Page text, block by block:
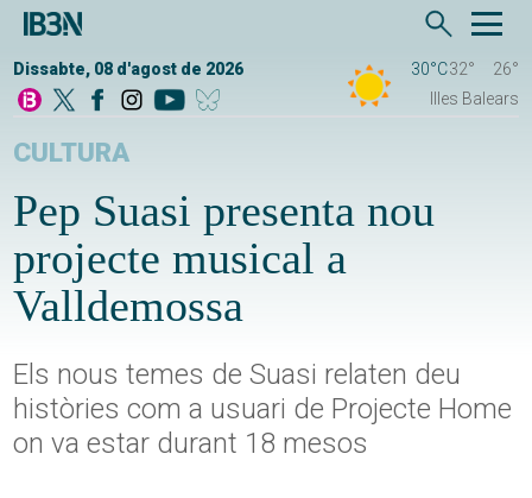
Dissabte, 08 d'agost de 2026 30°C32°
26°
Illes Balears
CULTURA
Pep Suasi presenta nou
projecte musical a
Valldemossa
Els nous temes de Suasi relaten deu
històries com a usuari de Projecte Home
on va estar durant 18 mesos